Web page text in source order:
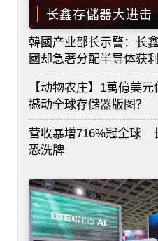
长鑫存儲器大进击
韓國产业部长示警：长
國却急著分配半导体获利
【动物农庄】1萬億美
撼动全球存儲器版图？
营收暴增716%冠全球
恐洗牌